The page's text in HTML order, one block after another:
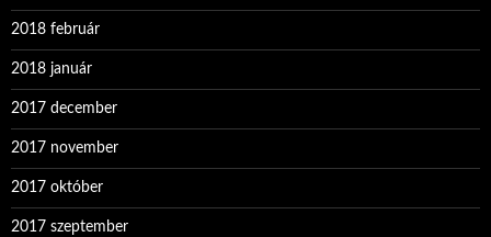
2018 február
2018 január
2017 december
2017 november
2017 október
2017 szeptember